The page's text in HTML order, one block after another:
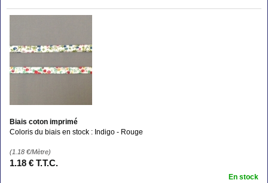
Biais coton imprimé
Coloris du biais en stock : Indigo - Rouge
(1.18 €/Mètre)
1.18 € T.T.C.
En stock